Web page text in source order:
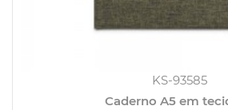
KS-93585
Caderno A5 em